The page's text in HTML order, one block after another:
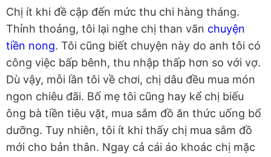
Chị ít khi đề cập đến mức thu chi hàng tháng.
Thỉnh thoảng, tôi lại nghe chị than vãn chuyện
tiền nong. Tôi cũng biết chuyện này do anh tôi có
công việc bấp bênh, thu nhập thấp hơn so với vợ.
Dù vậy, mỗi lần tôi về chơi, chị dâu đều mua món
ngon chiêu đãi. Bố mẹ tôi cũng hay kể chị biếu
ông bà tiền tiêu vặt, mua sắm đồ ăn thức uống bổ
dưỡng. Tuy nhiên, tôi ít khi thấy chị mua sắm đồ
mới cho bản thân. Ngay cả cái áo khoác chị mặc